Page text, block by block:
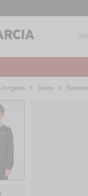
Jongens > Teens >